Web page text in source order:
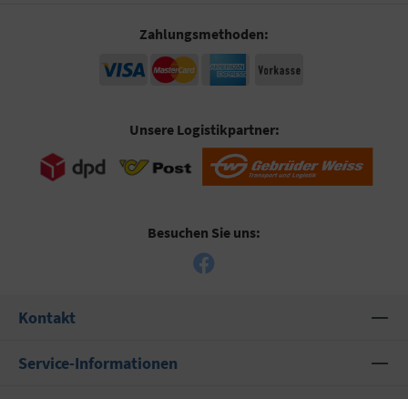
Zahlungsmethoden:
Unsere Logistikpartner:
Besuchen Sie uns:
Kontakt
Service-Informationen